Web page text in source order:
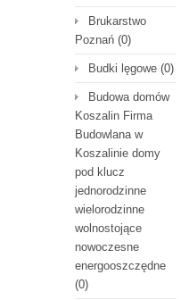
Brukarstwo
Poznań (0)
Budki lęgowe (0)
Budowa domów
Koszalin Firma
Budowlana w
Koszalinie domy
pod klucz
jednorodzinne
wielorodzinne
wolnostojące
nowoczesne
energooszczędne
(0)